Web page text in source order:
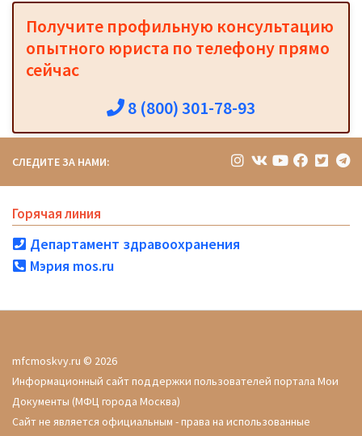
Получите профильную консультацию
опытного юриста по телефону прямо
сейчас
8 (800) 301-78-93
СЛЕДИТЕ ЗА НАМИ:
Горячая линия
Департамент здравоохранения
Мэрия mos.ru
mfcmoskvy.ru © 2026
Информационный сайт поддержки пользователей портала Мои
Документы (МФЦ города Москва)
Сайт не является официальным - права на использованные